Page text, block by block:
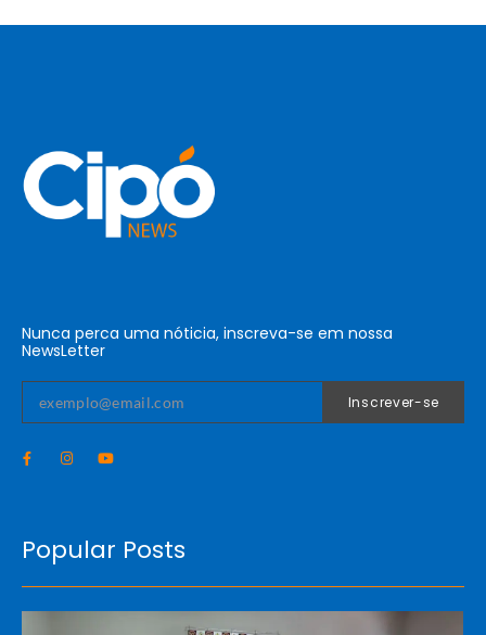
Nunca perca uma nóticia, inscreva-se em nossa
NewsLetter
Inscrever-se
Popular Posts